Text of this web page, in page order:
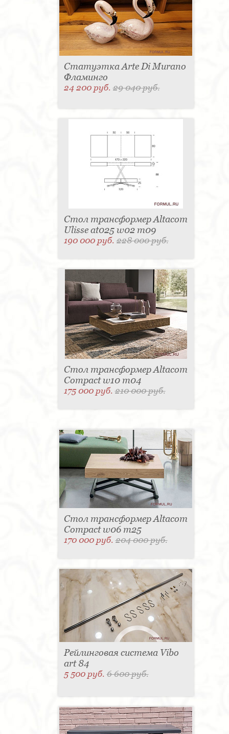
Статуэтка Arte Di Murano
Фламинго
24 200 руб.29 040 руб.
Стол трансформер Altacom
Ulisse at025 w02 m09
190 000 руб.228 000 руб.
Стол трансформер Altacom
Compact w10 m04
175 000 руб.210 000 руб.
Стол трансформер Altacom
Compact w06 m25
170 000 руб.204 000 руб.
Рейлинговая система Vibo
art 84
5 500 руб.6 600 руб.